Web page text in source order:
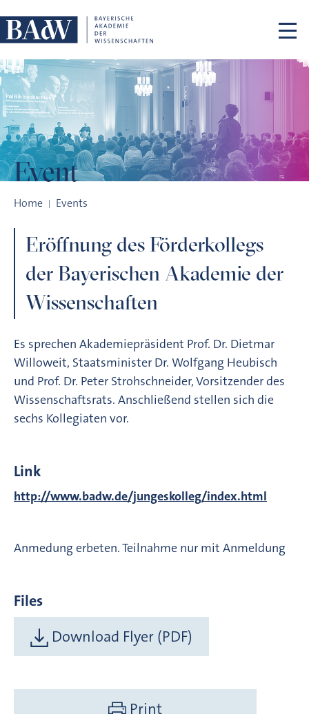
Event
Home Events
Eröffnung des Förderkollegs
der Bayerischen Akademie der
Wissenschaften
Es sprechen Akademiepräsident Prof. Dr. Dietmar
Willoweit, Staatsminister Dr. Wolfgang Heubisch
und Prof. Dr. Peter Strohschneider, Vorsitzender des
Wissenschaftsrats. Anschließend stellen sich die
sechs Kollegiaten vor.
Link
http://www.badw.de/jungeskolleg/index.html
Anmedung erbeten. Teilnahme nur mit Anmeldung
Files
Download Flyer (PDF)
Print